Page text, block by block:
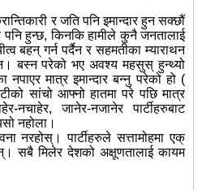
र जति पनि इमान्दार हुन सक्छौं
हुन्छ, किनकि हामीले कुनै जनतालाई
बहन् गर्न पर्दैन र सहमतीका म्याराथन
बस्न परेको भए अवश्य महसुस् हुन्थ्यो
मात्र इमान्दार बन्नु परेको हो (
सांचो आफ्नो हातमा परे पछि मात्र
नचाहेर, जानेर-नजानेर पार्टीहरुबाट
नहोला।
नरहोस्। पार्टीहरुले सत्तामोहमा एक्
सबै मिलेर देशको अक्षूणतालाई कायम